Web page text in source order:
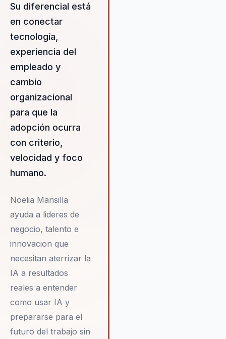
Su diferencial está
en conectar
tecnología,
experiencia del
empleado y
cambio
organizacional
para que la
adopción ocurra
con criterio,
velocidad y foco
humano.
Noelia Mansilla
ayuda a lideres de
negocio, talento e
innovacion que
necesitan aterrizar la
IA a resultados
reales a entender
como usar IA y
prepararse para el
futuro del trabajo sin